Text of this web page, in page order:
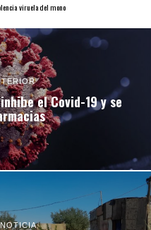
viruela del mono
el Covid-19 y se